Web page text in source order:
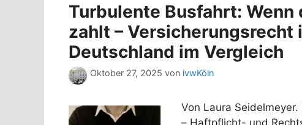
Turbulente Busfahrt:
zahlt – Versicherungsrecht
Deutschland im Vergleich
Oktober 27, 2025 von ivwKöln
Von Laura